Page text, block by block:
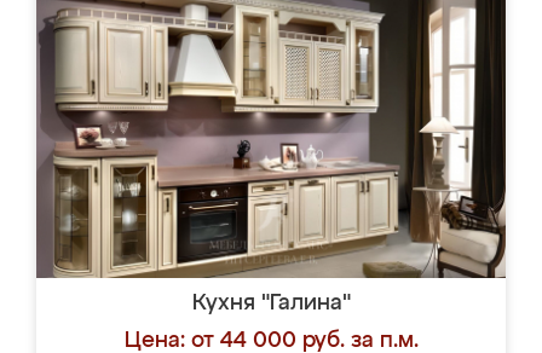
Кухня "Галина"
Цена: от 44 000 руб. за п.м.